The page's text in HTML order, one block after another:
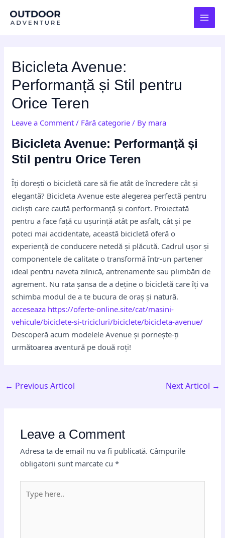
Bicicleta Avenue:
Performanță și Stil pentru
Orice Teren
Leave a Comment / Fără categorie / By mara
Bicicleta Avenue: Performanță și
Stil pentru Orice Teren
Îți dorești o bicicletă care să fie atât de încredere cât și
elegantă? Bicicleta Avenue este alegerea perfectă pentru
cicliști care caută performanță și confort. Proiectată
pentru a face față cu ușurință atât pe asfalt, cât și pe
poteci mai accidentate, această bicicletă oferă o
experiență de conducere netedă și plăcută. Cadrul ușor și
componentele de calitate o transformă într-un partener
ideal pentru naveta zilnică, antrenamente sau plimbări de
agrement. Nu rata șansa de a deține o bicicletă care îți va
schimba modul de a te bucura de oraș și natură.
acceseaza https://oferte-online.site/cat/masini-
vehicule/biciclete-si-tricicluri/biciclete/bicicleta-avenue/
Descoperă acum modelele Avenue și pornește-ți
următoarea aventură pe două roți!
navigation
← Previous Articol Next Articol →
Leave a Comment
Adresa ta de email nu va fi publicată. Câmpurile
obligatorii sunt marcate cu*
here..